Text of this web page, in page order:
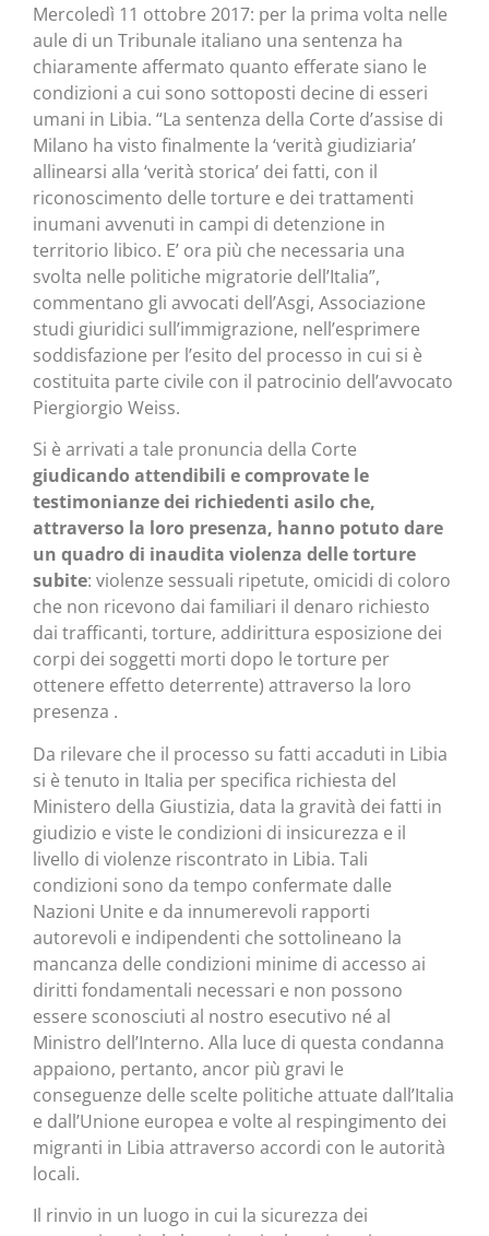
Mercoledì 11 ottobre 2017: per la prima volta nelle
aule di un Tribunale italiano una sentenza ha
chiaramente affermato quanto efferate siano le
condizioni a cui sono sottoposti decine di esseri
umani in Libia. “La sentenza della Corte d’assise di
Milano ha visto finalmente la ‘verità giudiziaria’
allinearsi alla ‘verità storica’ dei fatti, con il
riconoscimento delle torture e dei trattamenti
inumani avvenuti in campi di detenzione in
territorio libico. E’ ora più che necessaria una
svolta nelle politiche migratorie dell’Italia”,
commentano gli avvocati dell’Asgi, Associazione
studi giuridici sull’immigrazione, nell’esprimere
soddisfazione per l’esito del processo in cui si è
costituita parte civile con il patrocinio dell’avvocato
Piergiorgio Weiss.
Si è arrivati a tale pronuncia della Corte
giudicando attendibili e comprovate le
testimonianze dei richiedenti asilo che,
attraverso la loro presenza, hanno potuto dare
un quadro di inaudita violenza delle torture
subite: violenze sessuali ripetute, omicidi di coloro
che non ricevono dai familiari il denaro richiesto
dai trafficanti, torture, addirittura esposizione dei
corpi dei soggetti morti dopo le torture per
ottenere effetto deterrente) attraverso la loro
presenza .
Da rilevare che il processo su fatti accaduti in Libia
si è tenuto in Italia per specifica richiesta del
Ministero della Giustizia, data la gravità dei fatti in
giudizio e viste le condizioni di insicurezza e il
livello di violenze riscontrato in Libia. Tali
condizioni sono da tempo confermate dalle
Nazioni Unite e da innumerevoli rapporti
autorevoli e indipendenti che sottolineano la
mancanza delle condizioni minime di accesso ai
diritti fondamentali necessari e non possono
essere sconosciuti al nostro esecutivo né al
Ministro dell’Interno. Alla luce di questa condanna
appaiono, pertanto, ancor più gravi le
conseguenze delle scelte politiche attuate dall’Italia
e dall’Unione europea e volte al respingimento dei
migranti in Libia attraverso accordi con le autorità
locali.
Il rinvio in un luogo in cui la sicurezza dei